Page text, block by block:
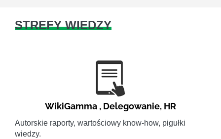
STREFY WIEDZY
WikiGamma , Delegowanie, HR
Autorskie raporty, wartościowy know-how, pigułki
wiedzy.